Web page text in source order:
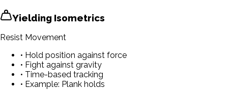
Yielding Isometrics
Resist Movement
• Hold position against force
• Fight against gravity
• Time-based tracking
• Example: Plank holds